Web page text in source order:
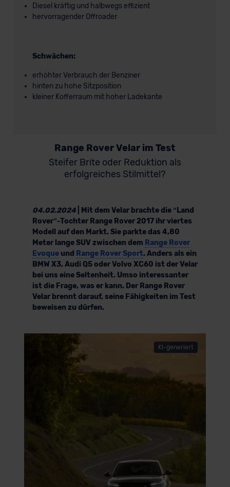
Diesel kräftig und halbwegs effizient
hervorragender Offroader
Schwächen:
erhöhter Verbrauch der Benziner
hinten zu hohe Sitzposition
kleiner Kofferraum mit hoher Ladekante
Range Rover Velar im Test
Steifer Brite oder Reduktion als
erfolgreiches Stilmittel?
04.02.2024| Mit dem Velar brachte die “Land
Rover”-Tochter Range Rover 2017 ihr viertes
Modell auf den Markt. Sie parkte das 4,80
Meter lange SUV zwischen dem Range Rover
Evoqueund Range Rover Sport. Anders als ein
BMW X3, Audi Q5 oder Volvo XC60 ist der Velar
bei uns eine Seltenheit. Umso interessanter
ist die Frage, was er kann. Der Range Rover
Velar brennt darauf, seine Fähigkeiten im Test
beweisen zu dürfen.
KI-generiert